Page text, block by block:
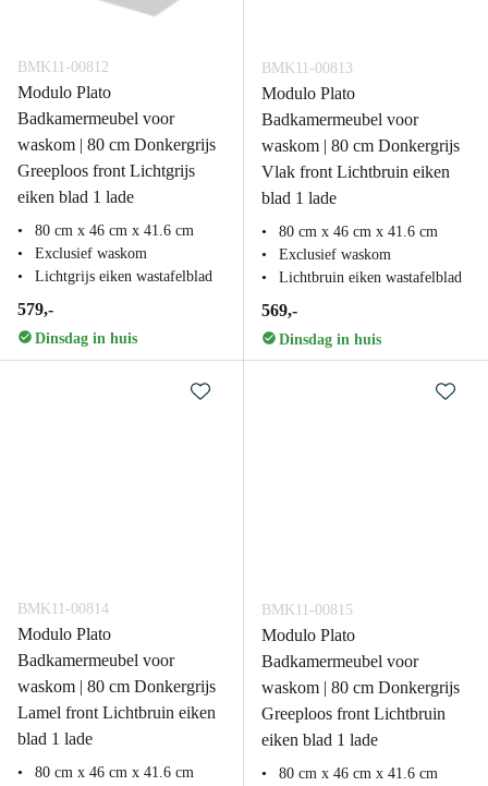
BMK11-00812
Modulo Plato
Badkamermeubel voor
waskom | 80 cm Donkergrijs
Greeploos front Lichtgrijs
eiken blad 1 lade
80 cm x 46 cm x 41.6 cm
Exclusief waskom
Lichtgrijs eiken wastafelblad
579,-
Dinsdag in huis
BMK11-00813
Modulo Plato
Badkamermeubel voor
waskom | 80 cm Donkergrijs
Vlak front Lichtbruin eiken
blad 1 lade
80 cm x 46 cm x 41.6 cm
Exclusief waskom
Lichtbruin eiken wastafelblad
569,-
Dinsdag in huis
BMK11-00814
Modulo Plato
Badkamermeubel voor
waskom | 80 cm Donkergrijs
Lamel front Lichtbruin eiken
blad 1 lade
80 cm x 46 cm x 41.6 cm
BMK11-00815
Modulo Plato
Badkamermeubel voor
waskom | 80 cm Donkergrijs
Greeploos front Lichtbruin
eiken blad 1 lade
80 cm x 46 cm x 41.6 cm